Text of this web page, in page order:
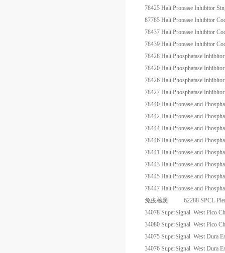
78425 Halt Protease Inhibitor
87785 Halt Protease Inhibitor
78437 Halt Protease Inhibitor
78439 Halt Protease Inhibitor
78428 Halt Phosphatase
78420 Halt Phosphatase
78426 Halt Phosphatase
78427 Halt Phosphatase
78440 Halt Protease and
78442 Halt Protease and
78444 Halt Protease and
78446 Halt Protease and
78441 Halt Protease and
78443 Halt Protease and
78445 Halt Protease and
78447 Halt Protease and
免疫检测
62288 SPCL
34078 SuperSignal West Pico
34080 SuperSignal West Pico
34075 SuperSignal West Dura
34076 SuperSignal West Dura